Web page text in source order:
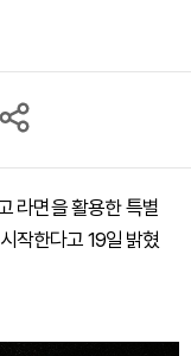
라면을 활용한 특별
작한다고 19일 밝혔